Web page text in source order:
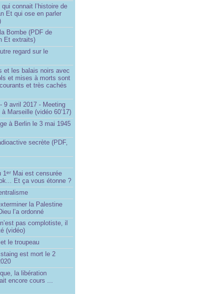
connait l’histoire de
Et qui ose en parler
Bombe (PDF de
Et extraits)
regard sur le
et les balais noirs avec
et mises à morts sont
et très cachés
9 avril 2017 - Meeting
Marseille (vidéo 60’17)
à Berlin le 3 mai 1945
secrète (PDF,
1er Mai est censurée
Et ça vous étonne ?
la Palestine
l’a ordonné
pas complotiste, il
(vidéo)
le troupeau
est mort le 2
la libération
encore cours ...